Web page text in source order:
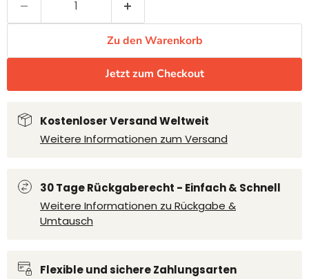
Zu den Warenkorb
Jetzt zum Checkout
Kostenloser Versand Weltweit
Weitere Informationen zum Versand
30 Tage Rückgaberecht - Einfach & Schnell
Weitere Informationen zu Rückgabe &
Umtausch
Flexible und sichere Zahlungsarten